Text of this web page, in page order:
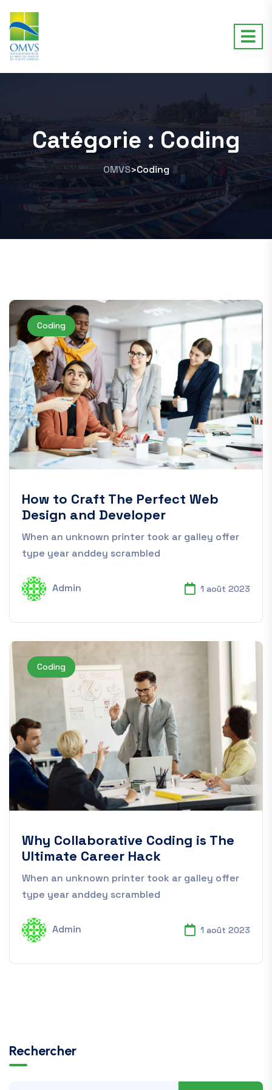
Catégorie : Coding
OMVS>Coding
Coding
How to Craft The Perfect Web
Design and Developer
When an unknown printer took ar galley offer
type year anddey scrambled
Admin 1 août 2023
Coding
Why Collaborative Coding is The
Ultimate Career Hack
When an unknown printer took ar galley offer
type year anddey scrambled
Admin 1 août 2023
Rechercher